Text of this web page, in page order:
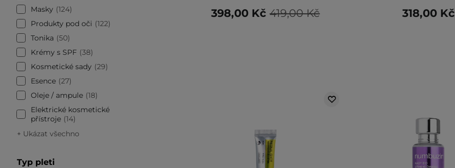
Masky
124
Produkty pod oči
122
Tonika
50
Krémy s SPF 38
Kosmetické sady
29
Esence 27
Oleje / ampule 18
Elektrické kosmetické
přístroje 14
+ Ukázat všechno
Typ pleti
419,00 Kč
398,00 Kč 318,00 Kč